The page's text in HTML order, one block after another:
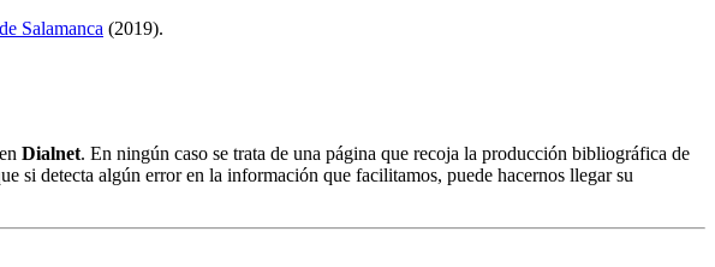
Salamanca (2019).
Dialnet. En ningún caso se trata de una página que recoja la producción bibliográfica de
si detecta algún error en la información que facilitamos, puede hacernos llegar su